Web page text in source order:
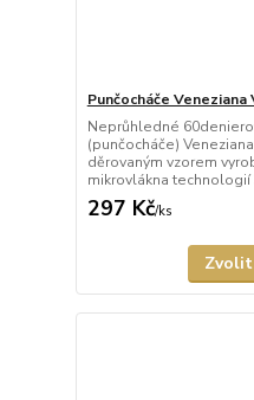
Punčocháče Veneziana
Neprůhledné
(punčocháče)
děrovaným vzorem
mikrovlákna technologií
297 Kč/ks